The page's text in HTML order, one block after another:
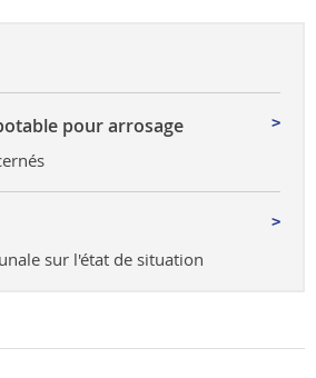
pour arrosage
sur l'état de situation